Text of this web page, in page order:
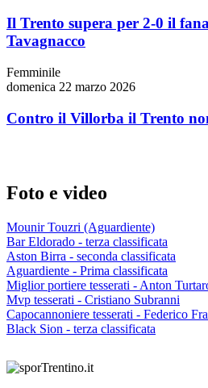
Il Trento supera per 2-0 il
Tavagnacco
Femminile
domenica 22 marzo 2026
Contro il Villorba il Trento
Foto e video
Mounir Touzri (Aguardiente)
Bar Eldorado - terza classificata
Aston Birra - seconda classificata
Aguardiente - Prima classificata
Miglior portiere tesserati - Anton
Mvp tesserati - Cristiano Subranni
Capocannoniere tesserati - Federico
Black Sion - terza classificata